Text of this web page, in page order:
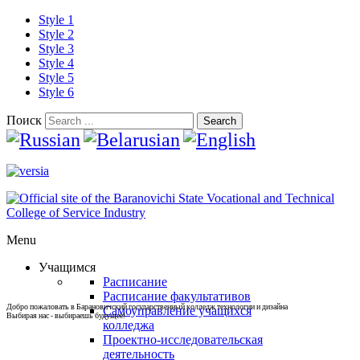
Style 1
Style 2
Style 3
Style 4
Style 5
Style 6
Поиск Search
Menu
Учащимся
Расписание
Расписание факультативов
Самоуправление учащихся
колледжа
Проектно-исследовательская
деятельность
Добро пожаловать в Барановичский государственный колледж технологии и дизайна
Выбирая нас - выбираешь будущее!